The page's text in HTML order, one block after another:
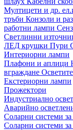
Мултицети и др.
тръби Конзоли и
работни лампи
Светлинни
ЛЕД крушки Пури
Интериорни лампи
Плафони и аплици
вграждане
Екстериорни лампи
Прожектори
Индустриално
Аварийно
Соларни системи за
Соларни системи